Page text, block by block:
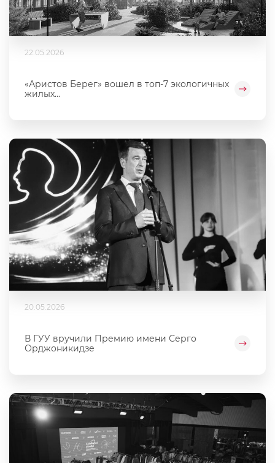
22.05.2026
«Аристов Берег» вошел в топ-7 экологичных
жилых...
20.05.2026
В ГУУ вручили Премию имени Серго
Орджоникидзе